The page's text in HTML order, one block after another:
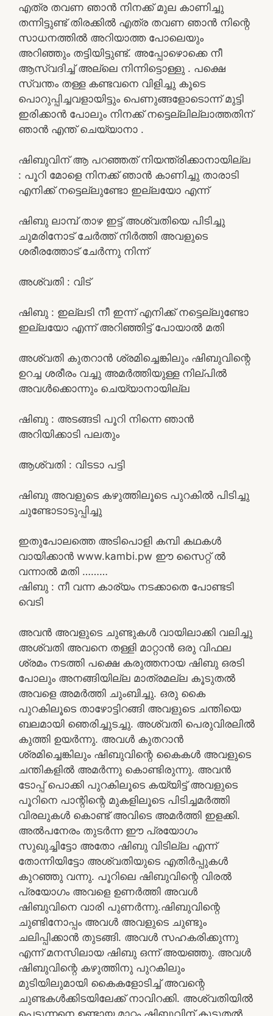
എത്ര തവണ ഞാൻ നിനക്ക് മുല കാണിച്ചു
തന്നിട്ടുണ്ട് തിരക്കിൽ എത്ര തവണ ഞാൻ നിന്റെ
സാധനത്തിൽ അറിയാത്ത പോലെയും
അറിഞ്ഞും തട്ടിയിട്ടുണ്ട്. അപ്പോഴൊക്കെ നീ
ആസ്വദിച്ച് അല്ലെ നിന്നിട്ടൊള്ളു . പക്ഷെ
സ്വന്തം തള്ള കണ്ടവനെ വിളിച്ചു കൂടെ
പൊറുപ്പിച്ചവളായിട്ടും പെണുങ്ങളോടൊന്ന് മുട്ടി
ഇരിക്കാൻ പോലും നിനക്ക് നട്ടെല്ലില്ലാത്തതിന്
ഞാൻ എന്ത് ചെയ്യാനാ .
ഷിബുവിന് ആ പറഞ്ഞത് നിയന്ത്രിക്കാനായില്ല
: പൂറി മോളെ നിനക്ക് ഞാൻ കാണിച്ചു താരാടി
എനിക്ക് നട്ടെല്ലുണ്ടോ ഇല്ലയോ എന്ന്
ഷിബു ലാമ്പ് താഴ ഇട്ട് അശ്വതിയെ പിടിച്ചു
ചുമരിനോട് ചേർത്ത് നിർത്തി അവളുടെ
ശരീരത്തോട് ചേർന്നു നിന്ന്
അശ്വതി : വിട്
ഷിബു : ഇല്ലടി നീ ഇന്ന് എനിക്ക് നട്ടെല്ലുണ്ടോ
ഇല്ലയോ എന്ന് അറിഞ്ഞിട്ട് പോയാൽ മതി
അശ്വതി കുതറാൻ ശ്രമിച്ചെങ്കിലും ഷിബുവിന്റെ
ഉറച്ച ശരീരം വച്ചു അമർത്തിയുള്ള നില്പിൽ
അവൾക്കൊന്നും ചെയ്യാനായില്ല
ഷിബു : അടങ്ങടി പൂറി നിന്നെ ഞാൻ
അറിയിക്കാടി പലതും
ആശ്വതി : വിടടാ പട്ടി
ഷിബു അവളുടെ കഴുത്തിലൂടെ പുറകിൽ പിടിച്ചു
ചുണ്ടോടാടുപ്പിച്ചു
ഇതുപോലത്തെ അടിപൊളി കമ്പി കഥകൾ
വായിക്കാൻ www.kambi.pw ഈ സൈറ്റ് ൽ
വന്നാൽ മതി ………
ഷിബു : നീ വന്ന കാര്യം നടക്കാതെ പോണ്ടടി
വെടി
അവൻ അവളുടെ ചുണ്ടുകൾ വായിലാക്കി വലിച്ചു
അശ്വതി അവനെ തള്ളി മാറ്റാൻ ഒരു വിഫല
ശ്രമം നടത്തി പക്ഷെ കരുത്തനായ ഷിബു ഒരടി
പോലും അനങ്ങിയില്ല മാത്രമല്ല കൂടുതൽ
അവളെ അമർത്തി ചുംബിച്ചു. ഒരു കൈ
പുറകിലൂടെ താഴോട്ടിറങ്ങി അവളുടെ ചന്തിയെ
ബലമായി ഞെരിച്ചുടച്ചു. അശ്വതി പെരുവിരലിൽ
കുത്തി ഉയർന്നു. അവൾ കുതറാൻ
ശ്രമിച്ചെങ്കിലും ഷിബുവിന്റെ കൈകൾ അവളുടെ
ചന്തികളിൽ അമർന്നു കൊണ്ടിരുന്നു. അവൻ
ടോപ്പ് പൊക്കി പുറകിലൂടെ കയ്യിട്ട് അവളുടെ
പൂറിനെ പാന്റിന്റെ മുകളിലൂടെ പിടിച്ചമർത്തി
വിരലുകൾ കൊണ്ട് അവിടെ അമർത്തി ഇളക്കി.
അൽപനേരം തുടർന്ന ഈ പ്രയോഗം
സുഖുച്ചിട്ടോ അതോ ഷിബു വിടില്ല എന്ന്
തോന്നിയിട്ടോ അശ്വതിയുടെ എതിർപ്പുകൾ
കുറഞ്ഞു വന്നു. പൂറിലെ ഷിബുവിന്റെ വിരൽ
പ്രയോഗം അവളെ ഉണർത്തി അവൾ
ഷിബുവിനെ വാരി പുണർന്നു.ഷിബുവിന്റെ
ചുണ്ടിനോപ്പം അവൾ അവളുടെ ചുണ്ടും
ചലിപ്പിക്കാൻ തുടങ്ങി. അവൾ സഹകരിക്കുന്നു
എന്ന് മനസിലായ ഷിബു ഒന്ന് അയഞ്ഞു. അവൾ
ഷിബുവിന്റെ കഴുത്തിനു പുറകിലും
മുടിയിലുമായി കൈകളോടിച്ച് അവന്റെ
ചുണ്ടകൾക്കിടയിലേക്ക് നാവിറക്കി. അശ്വതിയിൽ
പെടുന്നനെ ഉണ്ടായ മാറ്റം ഷിബുവിന് കൂടുതൽ